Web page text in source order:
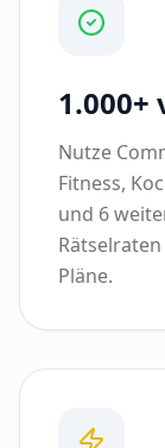
Nutze
Fitness,
und 6
Pläne.